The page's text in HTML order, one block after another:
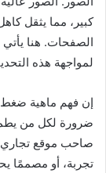
كبير، مما يثقل
الصفحات. هنا
لمواجهة هذه
إن فهم ماهية ضغط
ضرورة لكل من
صاحب موقع
تجربة، أو مصممًا